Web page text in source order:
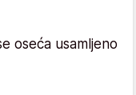
oseća usamljeno